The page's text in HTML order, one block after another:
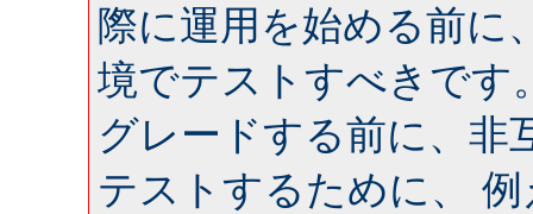
際に運用を始める前に
境でテストすべきです
グレードする前に、非
テストするために、